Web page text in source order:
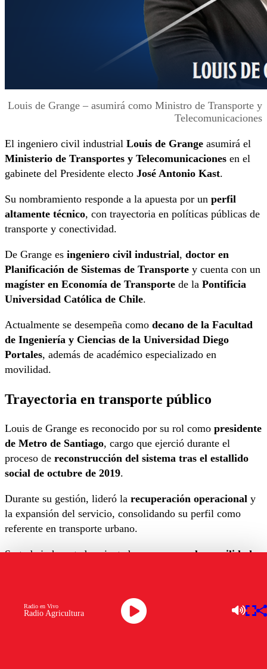
Louis de Grange – asumirá como Ministro de Transporte y
Telecomunicaciones
El ingeniero civil industrial Louis de Grange asumirá el
Ministerio de Transportes y Telecomunicaciones en el
gabinete del Presidente electo José Antonio Kast.
Su nombramiento responde a la apuesta por un perfil
altamente técnico, con trayectoria en políticas públicas de
transporte y conectividad.
De Grange es ingeniero civil industrial, doctor en
Planificación de Sistemas de Transporte y cuenta con un
magíster en Economía de Transporte de la Pontificia
Universidad Católica de Chile.
Actualmente se desempeña como decano de la Facultad
de Ingeniería y Ciencias de la Universidad Diego
Portales, además de académico especializado en
movilidad.
Trayectoria en transporte público
Louis de Grange es reconocido por su rol como presidente
de Metro de Santiago, cargo que ejerció durante el
proceso de reconstrucción del sistema tras el estallido
social de octubre de 2019.
Durante su gestión, lideró la recuperación operacional y
la expansión del servicio, consolidando su perfil como
referente en transporte urbano.
Su trabajo ha estado orientado apromover la movilidad
Desafíos en Transportes
Radio Agricultura
Radio en Vivo